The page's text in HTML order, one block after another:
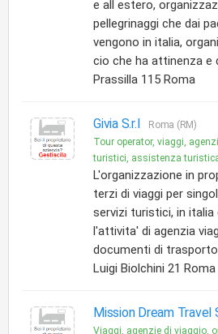
e all estero,
pellegrinaggi che dai
vengono in italia,
cio che ha attinenza e
Prassilla 115 Roma
Givia S.r.l
Roma (RM)
Tour operator, viaggi,
turistici, assistenza
L'organizzazione in
terzi di viaggi per
servizi turistici, in italia
l'attivita' di agenzia
documenti di
Luigi Biolchini 21 Roma
Mission Dream Travel
Viaggi, agenzie di viaggio,